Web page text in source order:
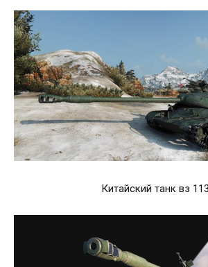
Китайский танк вз 113